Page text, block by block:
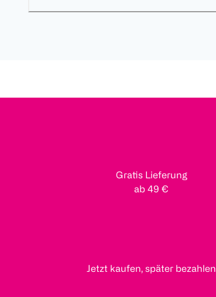
Gratis Lieferung
ab 49 €
Jetzt kaufen, später bezahlen